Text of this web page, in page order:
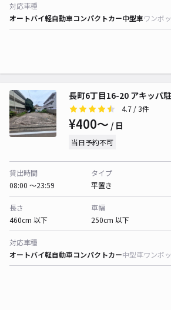
対応車種
オートバイ軽自動車コンパクトカー中型車ワンボ
長町6丁目16-20 アキッパ
4.7 / 3件
¥400〜 / 日
当日予約不可
貸出時間
08:00 〜23:59
タイプ
平置き
長さ
460cm 以下
車幅
250cm 以下
対応車種
オートバイ軽自動車コンパクトカー中型車ワンボ